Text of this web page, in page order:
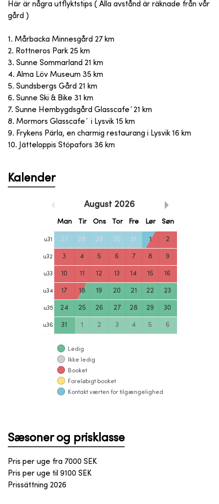
Här är några utflyktstips ( Alla avstånd är räknade från vår
gård )
1. Mårbacka Minnesgård 27 km
2. Rottneros Park 25 km
3. Sunne Sommarland 21 km
4. Alma Löv Museum 35 km
5. Sundsbergs Gård 21 km
6. Sunne Ski & Bike 31 km
7. Sunne Hembygdsgård Glasscafe´21 km
8. Mormors Glasscafe´ i Lysvik 15 km
9. Frykens Pärla, en charmig restaurang i Lysvik 16 km
10. Jätteloppis Stöpafors 36 km
Kalender
August 2026
Man Tir Ons Tor Fre Lør Søn
u31 27 28 29 30 31 1 2
u32 3 4 5 6 7 8 9
u33 10 11 12 13 14 15 16
u34 17 18 19 20 21 22 23
u35 24 25 26 27 28 29 30
u36 31 1 2 3 4 5 6
Ledig
Ikke ledig
Booket
Foreløbigt booket
Kontakt værten for tilgængelighed
Sæsoner og prisklasse
Pris per uge fra 7000 SEK
Pris per uge til 9100 SEK
Prissättning 2026